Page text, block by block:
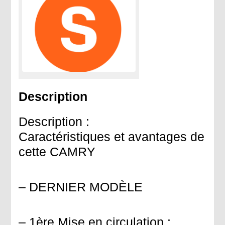
Description
Description :
Caractéristiques et avantages de
cette CAMRY
– DERNIER MODÈLE
– 1ère Mise en circulation :